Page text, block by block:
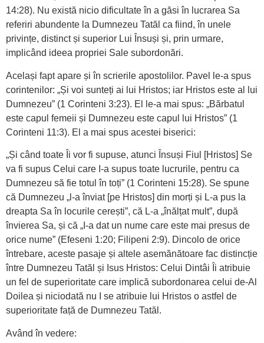
14:28). Nu există nicio dificultate în a găsi în lucrarea Sa
referiri abundente la Dumnezeu Tatăl ca fiind, în unele
privințe, distinct și superior Lui Însuși și, prin urmare,
implicând ideea propriei Sale subordonări.
Același fapt apare și în scrierile apostolilor. Pavel le-a spus
corintenilor: „Și voi sunteți ai lui Hristos; iar Hristos este al lui
Dumnezeu” (1 Corinteni 3:23). El le-a mai spus: „Bărbatul
este capul femeii și Dumnezeu este capul lui Hristos” (1
Corinteni 11:3). El a mai spus acestei biserici:
„Și când toate Îi vor fi supuse, atunci Însuși Fiul [Hristos] Se
va fi supus Celui care I-a supus toate lucrurile, pentru ca
Dumnezeu să fie totul în toți” (1 Corinteni 15:28). Se spune
că Dumnezeu „l-a înviat [pe Hristos] din morți și L-a pus la
dreapta Sa în locurile cerești”, că L-a „înălțat mult”, după
învierea Sa, și că „I-a dat un nume care este mai presus de
orice nume” (Efeseni 1:20; Filipeni 2:9). Dincolo de orice
întrebare, aceste pasaje și altele asemănătoare fac distincție
între Dumnezeu Tatăl și Isus Hristos: Celui Dintâi Îi atribuie
un fel de superioritate care implică subordonarea celui de-Al
Doilea și niciodată nu I se atribuie lui Hristos o astfel de
superioritate față de Dumnezeu Tatăl.
Având în vedere: